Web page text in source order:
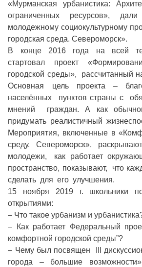
«Мурманская урбанистика:
ограниченных ресурсов»,
молодежному социокультурному
городская среда. Североморск».
В конце 2016 года на всей
стартовал проект
городской среды», рассчитанный
Основная цель проекта –
населённых пунктов страны с
мнений граждан. А как
придумать реалистичный
Мероприятия, включенные в
среду. Североморск»,
молодежи, как работает
пространство, показывают, что
сделать для его улучшения.
15 ноября 2019 г. школьники
открытиями:
– Что такое урбанизм и
– Как работает Федеральный
комфортной городской среды”?
– Чему был посвящен III
города – большие